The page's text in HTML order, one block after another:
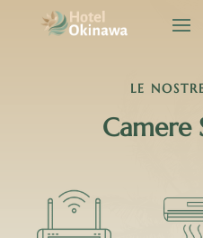
LE
Camere